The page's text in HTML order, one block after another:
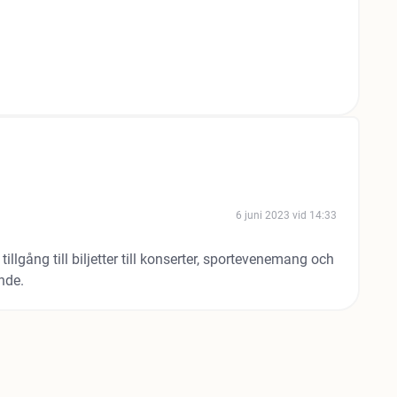
6 juni 2023 vid 14:33
till biljetter till konserter, sportevenemang och